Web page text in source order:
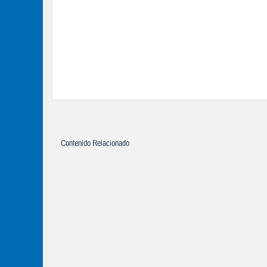
Contenido Relacionado